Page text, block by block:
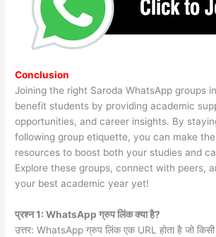
Conclusion
Joining the right Saroda WhatsApp groups
benefit students by providing academic
opportunities, and career insights. By
following group etiquette, you can make
resources to boost both your studies and
Explore these groups, connect with peers,
your best academic year yet!
प्रश्न 1: WhatsApp ग्रुप लिंक क्या है?
उत्तर: WhatsApp ग्रुप लिंक एक URL होता है जो